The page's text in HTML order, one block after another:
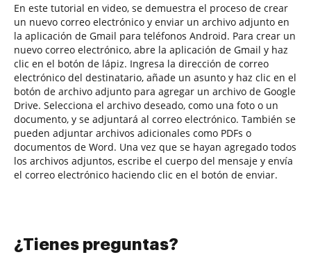
En este tutorial en video, se demuestra el proceso de crear
un nuevo correo electrónico y enviar un archivo adjunto en
la aplicación de Gmail para teléfonos Android. Para crear un
nuevo correo electrónico, abre la aplicación de Gmail y haz
clic en el botón de lápiz. Ingresa la dirección de correo
electrónico del destinatario, añade un asunto y haz clic en el
botón de archivo adjunto para agregar un archivo de Google
Drive. Selecciona el archivo deseado, como una foto o un
documento, y se adjuntará al correo electrónico. También se
pueden adjuntar archivos adicionales como PDFs o
documentos de Word. Una vez que se hayan agregado todos
los archivos adjuntos, escribe el cuerpo del mensaje y envía
el correo electrónico haciendo clic en el botón de enviar.
¿Tienes preguntas?